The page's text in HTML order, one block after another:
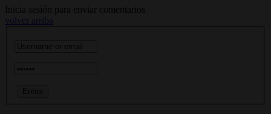
Inicia sesión para enviar comentarios
volver arriba